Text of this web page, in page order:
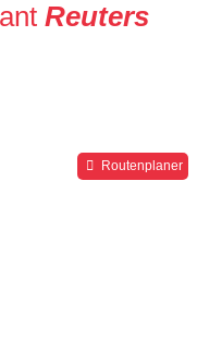
Reuters
Routenplaner